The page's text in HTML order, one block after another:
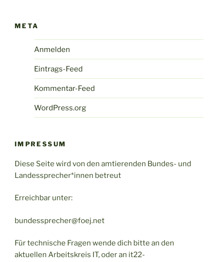
META
Anmelden
Eintrags-Feed
Kommentar-Feed
WordPress.org
IMPRESSUM
Diese Seite wird von den amtierenden Bundes- und
Landessprecher*innen betreut
Erreichbar unter:
bundessprecher@foej.net
Für technische Fragen wende dich bitte an den
aktuellen Arbeitskreis IT, oder an it22-